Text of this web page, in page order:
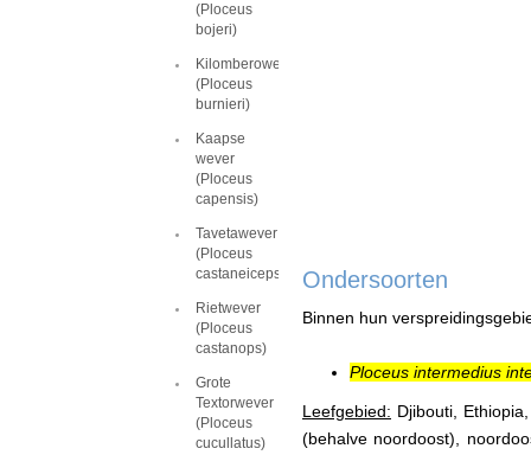
(Ploceus
bojeri)
Kilomberowever
(Ploceus
burnieri)
Kaapse
wever
(Ploceus
capensis)
Tavetawever
(Ploceus
castaneiceps)
Rietwever
(Ploceus
castanops)
Grote
Textorwever
(Ploceus
cucullatus)
Ondersoorten
Binnen hun
Ploceus intermedius
Leefgebied: Djibouti,
(behalve noordoost),